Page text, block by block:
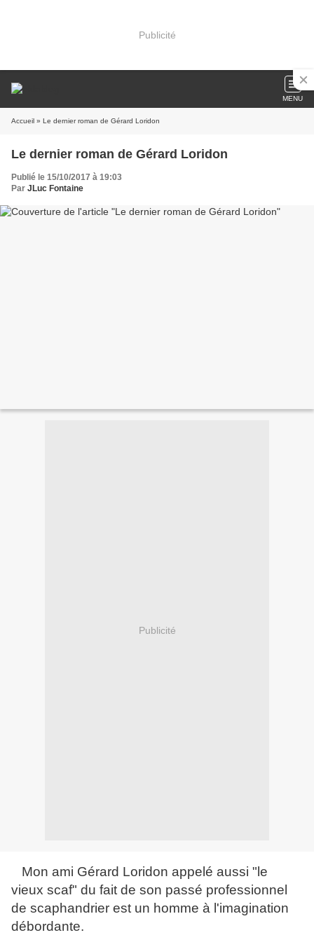
Publicité
MENU
Accueil » Le dernier roman de Gérard Loridon
Le dernier roman de Gérard Loridon
Publié le 15/10/2017 à 19:03
Par JLuc Fontaine
Publicité
Mon ami Gérard Loridon appelé aussi "le
vieux scaf" du fait de son passé professionnel
de scaphandrier est un homme à l'imagination
débordante.